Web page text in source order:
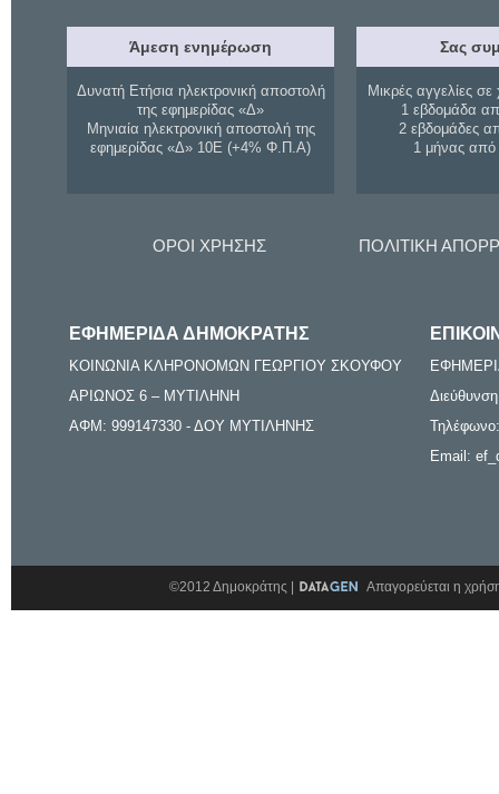
Άμεση ενημέρωση
Δυνατή Ετήσια ηλεκτρονική αποστολή
της εφημερίδας «Δ»
Μηνιαία ηλεκτρονική αποστολή της
εφημερίδας «Δ» 10Ε (+4% Φ.Π.Α)
Σας
Μικρές αγγελίες σε
1 εβδομάδα
2 εβδομάδες
1 μήνας
ΟΡΟΙ ΧΡΗΣΗΣ ΠΟΛΙΤΙΚΗ
ΕΦΗΜΕΡΙΔΑ ΔΗΜΟΚΡΑΤΗΣ
ΚΟΙΝΩΝΙΑ ΚΛΗΡΟΝΟΜΩΝ ΓΕΩΡΓΙΟΥ ΣΚΟΥΦΟΥ
ΑΡΙΩΝΟΣ 6 – ΜΥΤΙΛΗΝΗ
ΑΦΜ: 999147330 - ΔΟΥ ΜΥΤΙΛΗΝΗΣ
Email:
©2012 Δημοκράτης | Απαγορεύεται η